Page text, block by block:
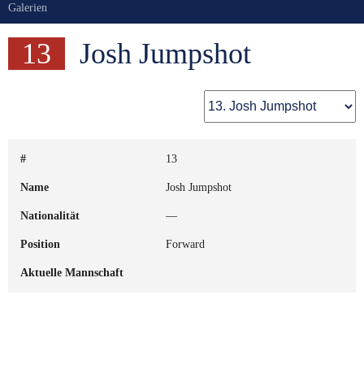
Galerien
13 Josh Jumpshot
# 13
Name Josh Jumpshot
Nationalität —
Position Forward
Aktuelle Mannschaft